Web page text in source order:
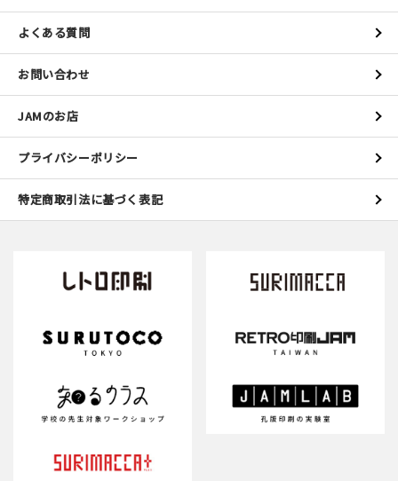
よくある質問
お問い合わせ
JAMのお店
プライバシーポリシー
特定商取引法に基づく表記